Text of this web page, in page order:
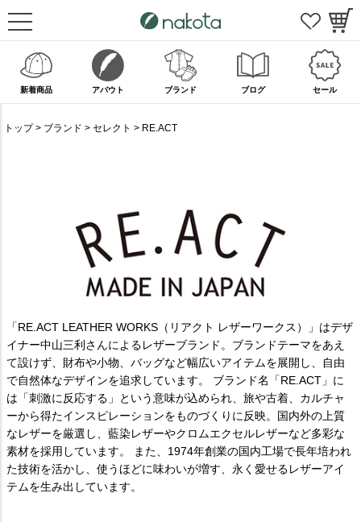
新着商品 アバウト ブランド ブログ セール
トップ ブランド セレクト RE.ACT
「RE.ACT LEATHER WORKS（リアクト レザーワークス）」はデザ
イナー中山三利さんによるレザーブランド。ブランドテーマをあえ
て設けず、財布や小物、バッグなど幅広いアイテムを展開し、自由
で自然体なデザインを追求しています。 ブランド名「RE.ACT」に
は「刺激に反応する」という意味が込められ、旅や古着、カルチャ
ーから得たインスピレーションをものづくりに反映。国内外の上質
なレザーを厳選し、藍染レザーやクロムエクセルレザーなど多彩な
素材を採用しています。 また、1974年創業の国内工場で長年培われ
た技術を活かし、使うほどに味わいが増す、永く愛せるレザーアイ
テムを生み出しています。